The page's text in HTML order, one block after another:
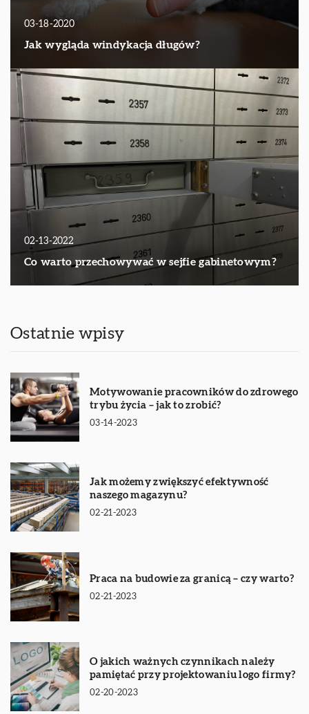
03-18-2020
Jak wygląda windykacja długów?
02-13-2022
Co warto przechowywać w sejfie gabinetowym?
Ostatnie wpisy
Motywowanie pracowników do zdrowego
trybu życia – jak to zrobić?
03-14-2023
Jak możemy zwiększyć efektywność
naszego magazynu?
02-21-2023
Praca na budowie za granicą – czy warto?
02-21-2023
O jakich ważnych czynnikach należy
pamiętać przy projektowaniu logo firmy?
02-20-2023